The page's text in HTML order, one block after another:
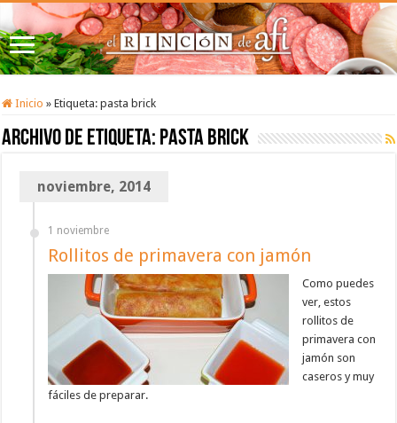
Inicio » Etiqueta:pasta brick
Archivo de etiqueta: pasta brick
noviembre, 2014
1 noviembre
Rollitos de primavera con jamón
Como puedes
ver, estos
rollitos de
primavera con
jamón son
caseros y muy
fáciles de preparar.